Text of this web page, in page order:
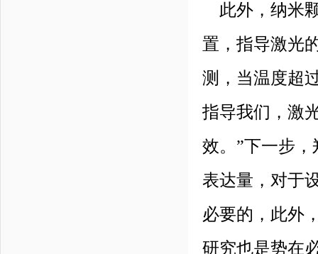
此外，纳米
置，指导激光
测，当温度超
指导我们，激
效。”下一步
表达量，对于
必要的，此外
研究也是势在